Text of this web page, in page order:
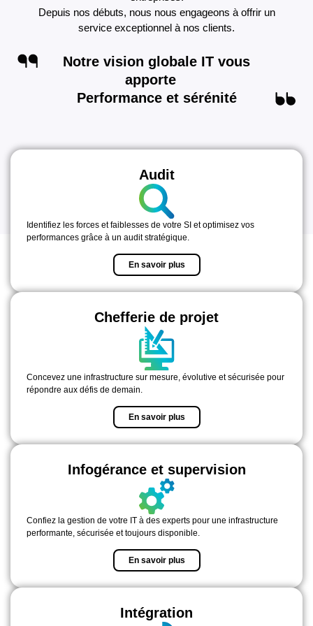
Depuis nos débuts, nous nous engageons à offrir un
service exceptionnel à nos clients.
Notre vision globale IT vous
apporte
Performance et sérénité
Audit
Identifiez les forces et faiblesses de votre SI et optimisez vos
performances grâce à un audit stratégique.
En savoir plus
Chefferie de projet
Concevez une infrastructure sur mesure, évolutive et sécurisée pour
répondre aux défis de demain.
En savoir plus
Infogérance et supervision
Confiez la gestion de votre IT à des experts pour une infrastructure
performante, sécurisée et toujours disponible.
En savoir plus
Intégration